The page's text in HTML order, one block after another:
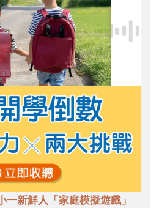
新鮮人「家庭模擬遊戲」